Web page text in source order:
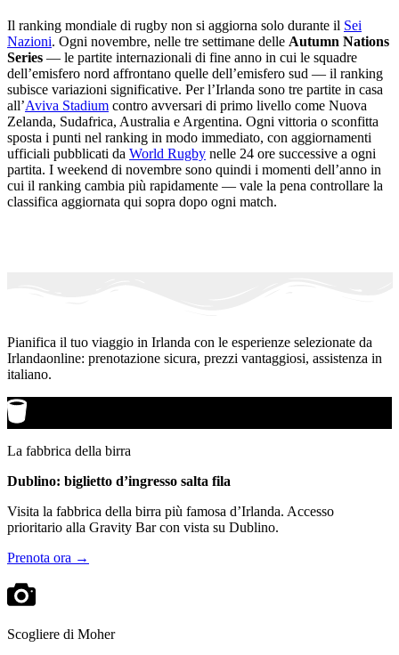
Il ranking mondiale di rugby non si aggiorna solo durante il Sei
Nazioni. Ogni novembre, nelle tre settimane delle Autumn Nations
Series — le partite internazionali di fine anno in cui le squadre
dell’emisfero nord affrontano quelle dell’emisfero sud — il ranking
subisce variazioni significative. Per l’Irlanda sono tre partite in casa
all’Aviva Stadium contro avversari di primo livello come Nuova
Zelanda, Sudafrica, Australia e Argentina. Ogni vittoria o sconfitta
sposta i punti nel ranking in modo immediato, con aggiornamenti
ufficiali pubblicati da World Rugby nelle 24 ore successive a ogni
partita. I weekend di novembre sono quindi i momenti dell’anno in
cui il ranking cambia più rapidamente — vale la pena controllare la
classifica aggiornata qui sopra dopo ogni match.
Pianifica il tuo viaggio in Irlanda con le esperienze selezionate da
Irlandaonline: prenotazione sicura, prezzi vantaggiosi, assistenza in
italiano.
La fabbrica della birra
Dublino: biglietto d’ingresso salta fila
Visita la fabbrica della birra più famosa d’Irlanda. Accesso
prioritario alla Gravity Bar con vista su Dublino.
Prenota ora →
Scogliere di Moher